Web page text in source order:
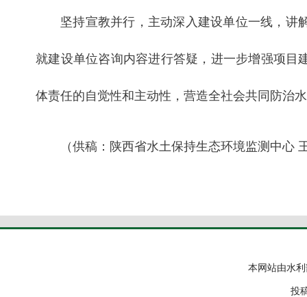
坚持宣教并行，主动深入建设单位一线，讲
就建设单位咨询内容进行答疑，进一步增强项目
体责任的自觉性和主动性，营造全社会共同防治
（供稿：陕西省水土保持生态环境监测中心
本网站由水
投